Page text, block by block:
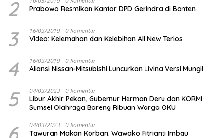
2 Prabowo Resmikan Kantor DPD Gerindra di Banten
3 16/03/2019 0 Komentar
Video: Kelemahan dan Kelebihan All New Terios
4 16/03/2019 0 Komentar
Aliansi Nissan-Mitsubishi Luncurkan Livina Versi Mungil
5 04/03/2023 0 Komentar
Libur Akhir Pekan, Gubernur Herman Deru dan KORMI
Sumsel Olahraga Bareng Ribuan Warga OKU
04/03/2023 0 Komentar
Tawuran Makan Korban, Wawako Fitrianti Imbau